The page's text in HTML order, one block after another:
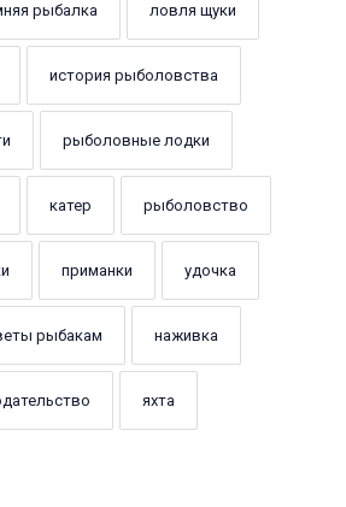
рыбалка ловля щуки
история рыболовства
рыболовные лодки
катер рыболовство
приманки удочка
рыбакам наживка
яхта